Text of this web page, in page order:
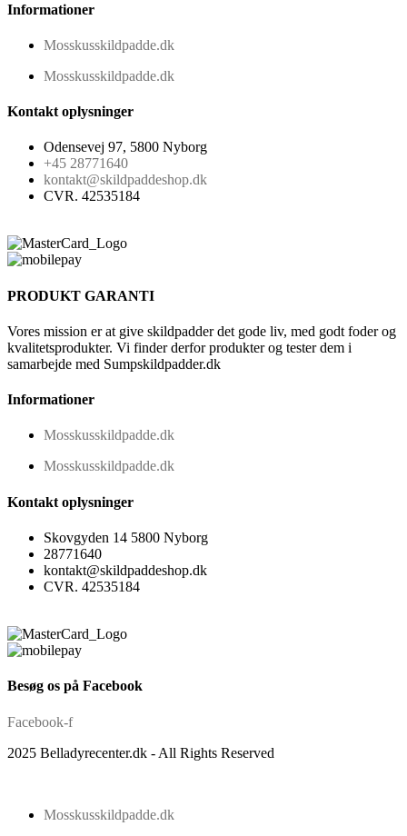
Informationer
Mosskusskildpadde.dk
Mosskusskildpadde.dk
Kontakt oplysninger
Odensevej 97, 5800 Nyborg
+45 28771640
kontakt@skildpaddeshop.dk
CVR. 42535184
PRODUKT GARANTI
Vores mission er at give skildpadder det gode liv, med godt foder og
kvalitetsprodukter. Vi finder derfor produkter og tester dem i
samarbejde med Sumpskildpadder.dk
Informationer
Mosskusskildpadde.dk
Mosskusskildpadde.dk
Kontakt oplysninger
Skovgyden 14 5800 Nyborg
28771640
kontakt@skildpaddeshop.dk
CVR. 42535184
Besøg os på Facebook
Facebook-f
2025 Belladyrecenter.dk - All Rights Reserved
Mosskusskildpadde.dk